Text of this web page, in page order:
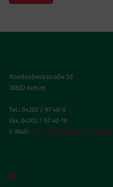
Roedenbeckstraße 55
28832 Achim
Tel.: 04202 / 97 40-0
Fax: 04202 / 97 40-10
E-Mail: info (at) achimergolfclub.de
